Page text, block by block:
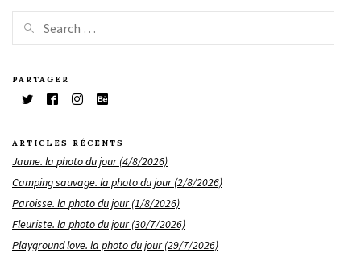
PARTAGER
ARTICLES RÉCENTS
Jaune. la photo du jour (4/8/2026)
Camping sauvage. la photo du jour (2/8/2026)
Paroisse. la photo du jour (1/8/2026)
Fleuriste. la photo du jour (30/7/2026)
Playground love. la photo du jour (29/7/2026)